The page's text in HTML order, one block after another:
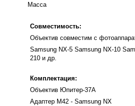
Масса
Совместимость:
Объектив совместим с
Samsung NX-5 Samsung NX-10
210 и др.
Комплектация:
Объектив Юпитер-37A
Адаптер М42 - Samsung NX